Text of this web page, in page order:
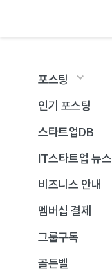
포스팅
인기 포스팅
스타트업DB
IT스타트업 뉴스
비즈니스 안내
멤버십 결제
그룹구독
골든벨